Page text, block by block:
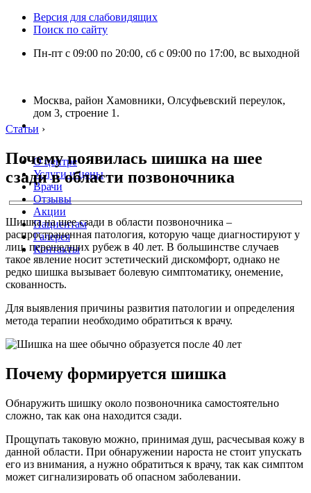
Версия для слабовидящих
Поиск по сайту
Пн-пт с 09:00 по 20:00, сб с 09:00 по 17:00, вс выходной
Москва, район Хамовники, Олсуфьевский переулок,
дом 3, строение 1.
О центре
Услуги и цены
Врачи
Отзывы
Акции
Пациентам
Галерея
Контакты
Статьи ›
Почему появилась шишка на шее
сзади в области позвоночника
Шишка на шее сзади в области позвоночника –
распространенная патология, которую чаще диагностируют у
лиц, перешедших рубеж в 40 лет. В большинстве случаев
такое явление носит эстетический дискомфорт, однако не
редко шишка вызывает болевую симптоматику, онемение,
скованность.
Для выявления причины развития патологии и определения
метода терапии необходимо обратиться к врачу.
Почему формируется шишка
Обнаружить шишку около позвоночника самостоятельно
сложно, так как она находится сзади.
Прощупать таковую можно, принимая душ, расчесывая кожу в
данной области. При обнаружении нароста не стоит упускать
его из внимания, а нужно обратиться к врачу, так как симптом
может сигнализировать об опасном заболевании.